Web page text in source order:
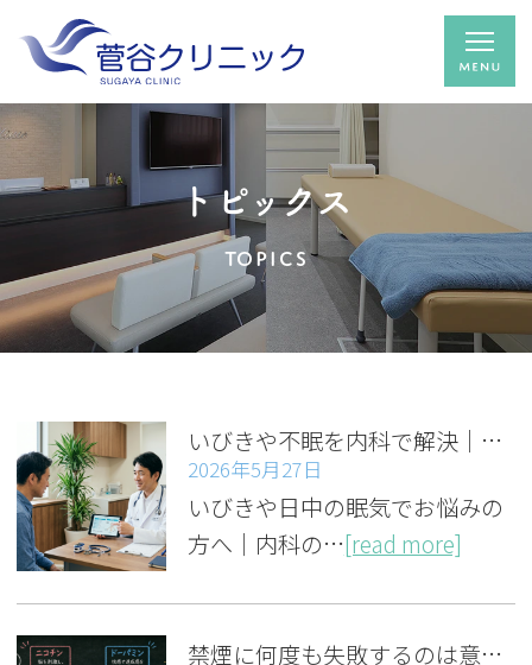
トピックス
TOPICS
いびきや不眠を内科で解決｜瑞穂区・熱田区・南区の睡眠外来と予約
2026年5月27日
いびきや日中の眠気でお悩みの
方へ｜内科の…[read more]
禁煙に何度も失敗するのは意志が弱いせいじゃない｜医学的な原因と対策